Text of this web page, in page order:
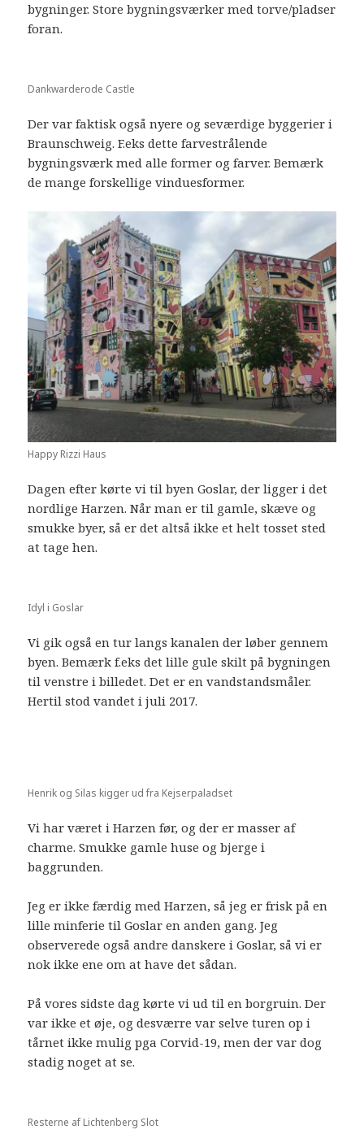
bygninger. Store bygningsværker med torve/pladser
foran.
Dankwarderode Castle
Der var faktisk også nyere og seværdige byggerier i
Braunschweig. F.eks dette farvestrålende
bygningsværk med alle former og farver. Bemærk
de mange forskellige vinduesformer.
Happy Rizzi Haus
Dagen efter kørte vi til byen Goslar, der ligger i det
nordlige Harzen. Når man er til gamle, skæve og
smukke byer, så er det altså ikke et helt tosset sted
at tage hen.
Idyl i Goslar
Vi gik også en tur langs kanalen der løber gennem
byen. Bemærk f.eks det lille gule skilt på bygningen
til venstre i billedet. Det er en vandstandsmåler.
Hertil stod vandet i juli 2017.
Henrik og Silas kigger ud fra Kejserpaladset
Vi har været i Harzen før, og der er masser af
charme. Smukke gamle huse og bjerge i
baggrunden.
Jeg er ikke færdig med Harzen, så jeg er frisk på en
lille minferie til Goslar en anden gang. Jeg
observerede også andre danskere i Goslar, så vi er
nok ikke ene om at have det sådan.
På vores sidste dag kørte vi ud til en borgruin. Der
var ikke et øje, og desværre var selve turen op i
tårnet ikke mulig pga Corvid-19, men der var dog
stadig noget at se.
Resterne af Lichtenberg Slot